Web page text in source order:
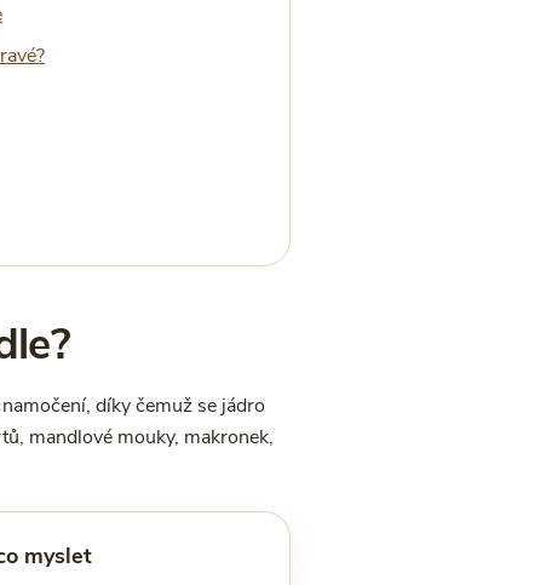
díky čemuž se jádro
mandlové mouky, makronek,
myslet